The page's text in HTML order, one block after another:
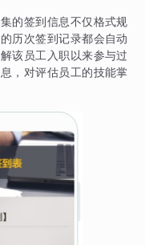
的签到信息不仅格式规
历次签到记录都会自动
该员工入职以来参与过
，对评估员工的技能掌